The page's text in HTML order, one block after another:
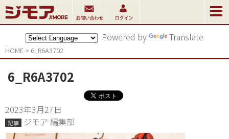
Powered by Translate
HOME > 6_R6A3702
6_R6A3702
2023年3月27日
記事 ジモア 編集部